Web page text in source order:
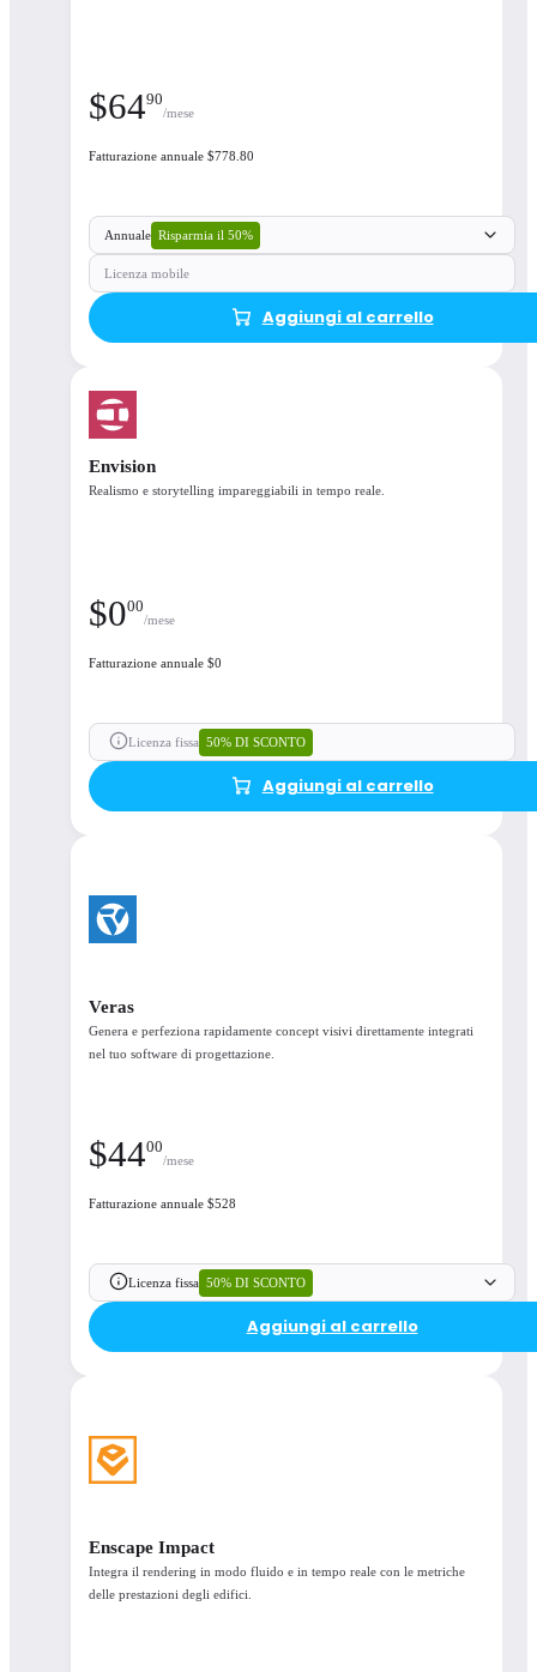
Supporto e licenze
l'apprendimento
mobili disponibili
$6490
/mese
Fatturazione annuale $778.80
Annuale Risparmia il 50%
Licenza mobile
Aggiungi al carrello
Envision
Realismo e storytelling impareggiabili in tempo reale.
$000
/mese
Fatturazione annuale $0
Licenza fissa 50% DI SCONTO
Aggiungi al carrello
Veras
Genera e perfeziona rapidamente concept visivi direttamente integrati
nel tuo software di progettazione.
$4400
/mese
Fatturazione annuale $528
Licenza fissa 50% DI SCONTO
Aggiungi al carrello
Enscape Impact
Integra il rendering in modo fluido e in tempo reale con le metriche
delle prestazioni degli edifici.